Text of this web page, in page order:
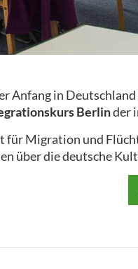
Anfang in
Berlinder
für Migration und
über die deutsche